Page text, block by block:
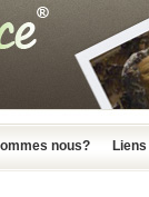
nous? Liens